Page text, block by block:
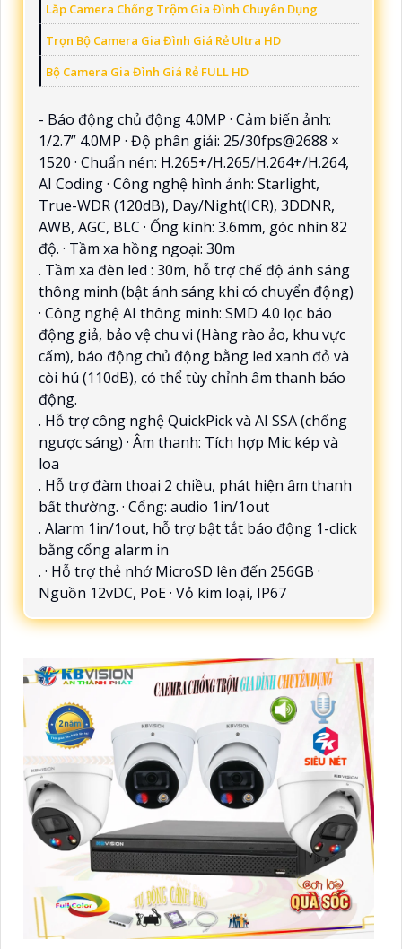
Lắp Camera Chống Trộm Gia Đình Chuyên Dụng
Trọn Bộ Camera Gia Đình Giá Rẻ Ultra HD
Bộ Camera Gia Đình Giá Rẻ FULL HD
- Báo động chủ động 4.0MP · Cảm biến ảnh:
1/2.7” 4.0MP · Độ phân giải: 25/30fps@2688 ×
1520 · Chuẩn nén: H.265+/H.265/H.264+/H.264,
AI Coding · Công nghệ hình ảnh: Starlight,
True-WDR (120dB), Day/Night(ICR), 3DDNR,
AWB, AGC, BLC · Ống kính: 3.6mm, góc nhìn 82
độ. · Tầm xa hồng ngoại: 30m
. Tầm xa đèn led : 30m, hỗ trợ chế độ ánh sáng
thông minh (bật ánh sáng khi có chuyển động)
· Công nghệ AI thông minh: SMD 4.0 lọc báo
động giả, bảo vệ chu vi (Hàng rào ảo, khu vực
cấm), báo động chủ động bằng led xanh đỏ và
còi hú (110dB), có thể tùy chỉnh âm thanh báo
động.
. Hỗ trợ công nghệ QuickPick và AI SSA (chống
ngược sáng) · Âm thanh: Tích hợp Mic kép và
loa
. Hỗ trợ đàm thoại 2 chiều, phát hiện âm thanh
bất thường. · Cổng: audio 1in/1out
. Alarm 1in/1out, hỗ trợ bật tắt báo động 1-click
bằng cổng alarm in
. · Hỗ trợ thẻ nhớ MicroSD lên đến 256GB ·
Nguồn 12vDC, PoE · Vỏ kim loại, IP67